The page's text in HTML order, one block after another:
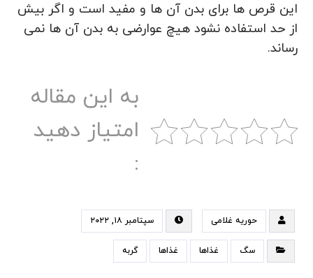
این قرص ها برای بدن آن ها و مفید است و اگر بیش
از حد استفاده نشود هیچ عوارضی به بدن آن ها نمی
رساند.
به این مقاله
امتیاز دهید
:
حوریه غلامی سپتامبر ۱۸, ۲۰۲۲
سگ غذاها غذاها گربه